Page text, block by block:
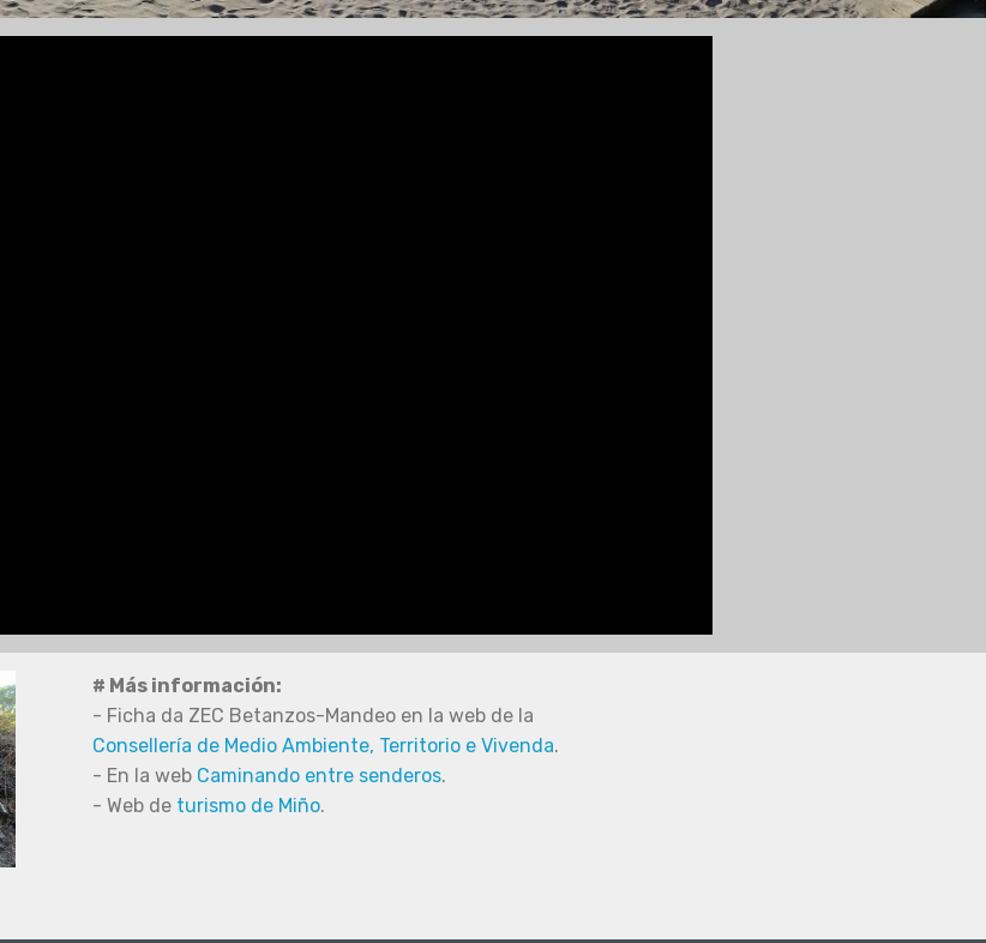
# Más información:
- Ficha da ZEC Betanzos-Mandeo en la web de la
Consellería de Medio Ambiente, Territorio e Vivenda.
- En la web Caminando entre senderos.
- Web de turismo de Miño.